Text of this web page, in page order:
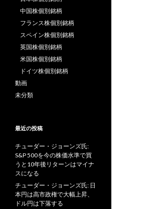
中国株個別銘柄
フランス株個別銘柄
スペイン株個別銘柄
英国株個別銘柄
米国株個別銘柄
ドイツ株個別銘柄
動画
未分類
最近の投稿
チューダー・ジョーンズ氏:
S&P 500を今の株価水準で買
うと10年後リターンはマイナ
スになる
チューダー・ジョーンズ氏: 日
本円は高市政権で大幅上昇、
ドル円は下落する